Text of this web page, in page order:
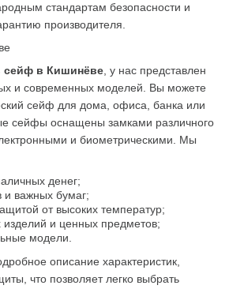
стандартам безопасности и
производителя.
сейф в Кишинёве , у нас представлен
и современных моделей. Вы можете
сейф для дома, офиса, банка или
сейфы оснащены замками различного
и биометрическими. Мы
денег;
важных бумаг;
от высоких температур;
и ценных предметов;
модели.
описание характеристик,
что позволяет легко выбрать